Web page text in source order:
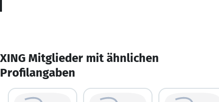
XING Mitglieder mit ähnlichen
Profilangaben